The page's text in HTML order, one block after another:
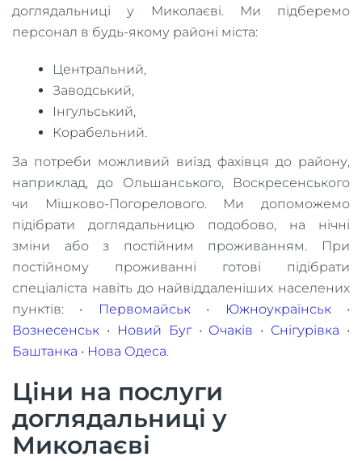
доглядальниці у Миколаєві. Ми підберемо
персонал в будь-якому районі міста:
Центральний,
Заводський,
Інгульський,
Корабельний.
За потреби можливий виїзд фахівця до району,
наприклад, до Ольшанського, Воскресенського
чи Мішково-Погорелового. Ми допоможемо
підібрати доглядальницю подобово, на нічні
зміни або з постійним проживанням. При
постійному проживанні готові підібрати
спеціаліста навіть до найвіддаленіших населених
пунктів: •
Первомайськ• Южноукраїнськ•
Вознесенськ • Новий Буг• Очаків • Снігурівка •
Баштанка • Нова Одеса.
Ціни на послуги
доглядальниці у
Миколаєві